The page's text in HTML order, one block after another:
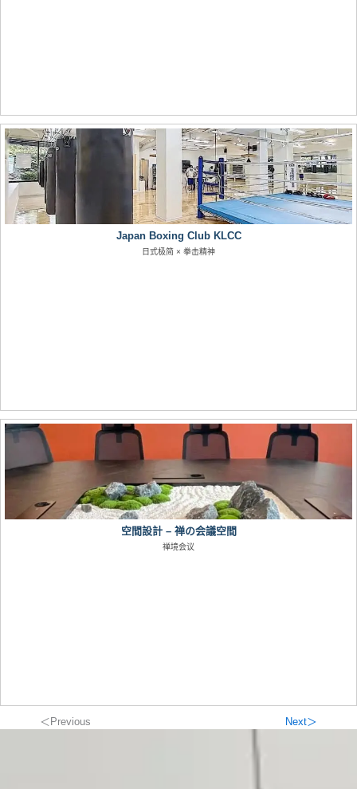
Japan Boxing Club KLCC
日式极简 × 拳击精神
空間設計 – 禅の会議空間
禅境会议
＜Previous Next＞